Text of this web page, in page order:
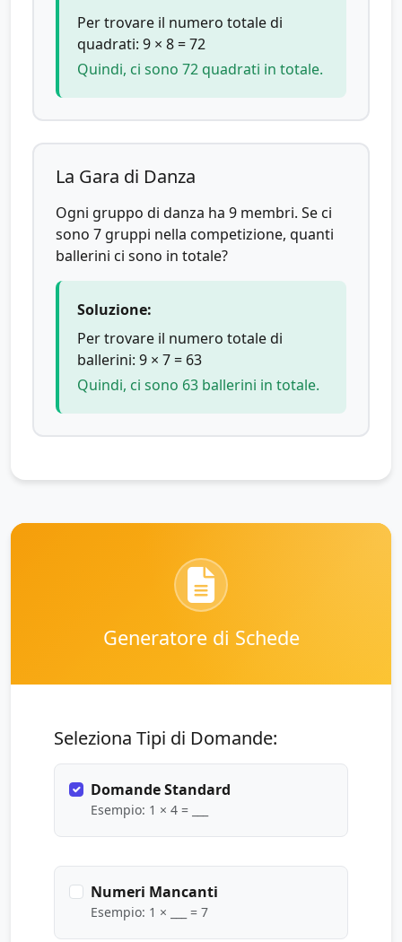
Per trovare il numero totale di
quadrati: 9 × 8 = 72
Quindi, ci sono 72 quadrati in totale.
La Gara di Danza
Ogni gruppo di danza ha 9 membri. Se ci
sono 7 gruppi nella competizione, quanti
ballerini ci sono in totale?
Soluzione:
Per trovare il numero totale di
ballerini: 9 × 7 = 63
Quindi, ci sono 63 ballerini in totale.
Generatore di Schede
Seleziona Tipi di Domande:
Domande Standard
Esempio: 1 × 4 = ___
Numeri Mancanti
Esempio: 1 × ___ = 7